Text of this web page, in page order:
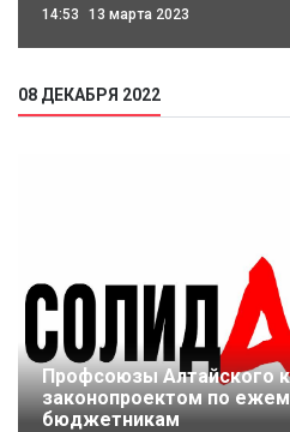
14:53 13 марта 2023
08 ДЕКАБРЯ 2022
Профсоюзы Алтайского
законопроектом по
бюджетникам